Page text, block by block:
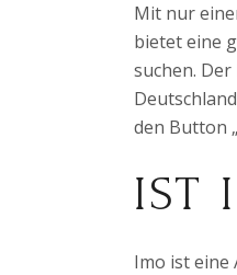
Mit nur
bietet eine
suchen.
den Button
IST
Imo ist eine